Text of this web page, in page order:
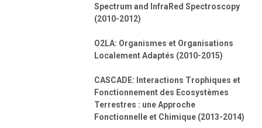
Spectrum and InfraRed Spectroscopy
(2010-2012)
O2LA: Organismes et Organisations
Localement Adaptés (2010-2015)
CASCADE: Interactions Trophiques et
Fonctionnement des Ecosystèmes
Terrestres : une Approche
Fonctionnelle et Chimique (2013-2014)